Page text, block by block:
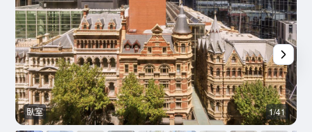
臥室 1/41